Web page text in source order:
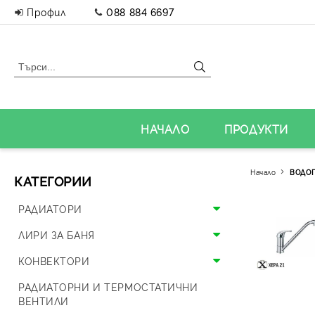
Профил 088 884 6697
НАЧАЛО ПРОДУКТИ
КАТЕГОРИИ
РАДИАТОРИ
Алуминиеви радиатори
Панелни радиатори
Аксесоари за радиатори
Дизайнерски радиатори
ЛИРИ ЗА БАНЯ
Алуминиеви лири
Стоманени лири
КОНВЕКТОРИ
Подови конвектори
РАДИАТОРНИ И ТЕРМОСТАТИЧНИ
ВЕНТИЛИ
Начало